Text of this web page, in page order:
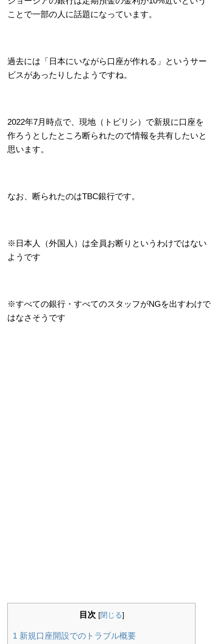
ことで一部の人に話題になっています。
過去には「日本にいながら口座が作れる」というサー
ビスがあったりしたようですね。
2022年7月時点で、現地（トビリシ）で新規に口座を
作ろうとしたところ断られたので情報を共有したいと
思います。
なお、断られたのはTBC銀行です。
※日本人（外国人）は全員お断りというわけではない
ようです
※すべての銀行・すべてのスタッフがNGを出すわけで
はなさそうです
目次 [閉じる]
1 新規口座開設でのトラブル概要